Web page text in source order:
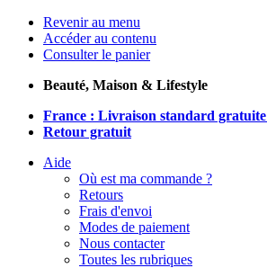
Revenir au menu
Accéder au contenu
Consulter le panier
Beauté, Maison & Lifestyle
France : Livraison standard gratuite
Retour gratuit
Aide
Où est ma commande ?
Retours
Frais d'envoi
Modes de paiement
Nous contacter
Toutes les rubriques